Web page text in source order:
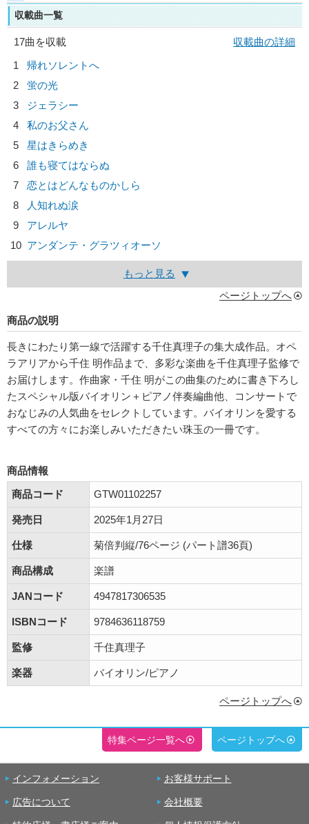
収載曲一覧
17曲を収載
収載曲の詳細
1
帰れソレントへ
2
蛍の光
3
ジェラシー
4
私のお父さん
5
星はきらめき
6
誰も寝てはならぬ
7
恋とはどんなものかしら
8
人知れぬ涙
9
アレルヤ
10 アンダンテ・グラツィオーソ
もっと見る
ページトップへ
商品の説明
長きにわたり第一線で活躍する千住真理子の集大成作品。オペ
ラアリアから千住 明作品まで、多彩な楽曲を千住真理子監修で
お届けします。作曲家・千住 明がこの曲集のために書き下ろし
たスペシャル版バイオリン＋ピアノ伴奏編曲他、コンサートで
おなじみの人気曲をセレクトしています。バイオリンを愛する
すべての方々にお楽しみいただきたい珠玉の一冊です。
商品情報
商品コード
GTW01102257
発売日 2025年1月27日
仕様 菊倍判縦/76ページ (パート譜36頁)
商品構成 楽譜
JANコード 4947817306535
ISBNコード 9784636118759
監修 千住真理子
楽器 バイオリン/ピアノ
ページトップへ
特集ページ一覧へ ページトップへ
インフォメーション お客様サポート
広告について 会社概要